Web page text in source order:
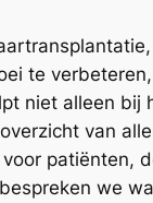
te
niet alleen bij
van
patiënten,
we